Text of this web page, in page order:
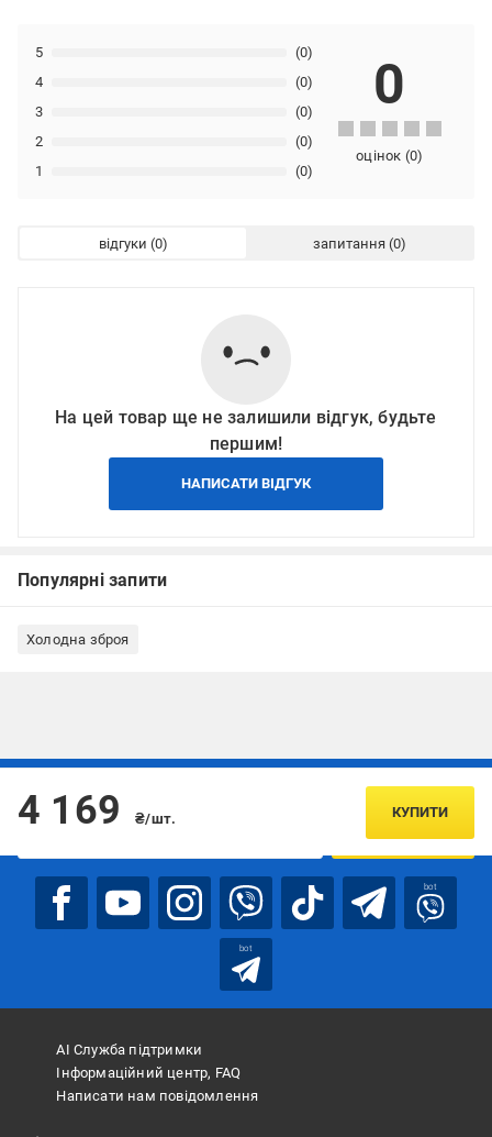
1 (0)
2 (0)
3 (0)
4 (0)
5 (0)
0
оцінок (0)
відгуки запитання
На цей товар ще не залишили відгук, будьте
першим!
НАПИСАТИ ВІДГУК
Популярні запити
Холодна зброя
4 169 ₴/шт. КУПИТИ
Підписуйтесь, щоб дізнаватись першим про акції та пропозиції
ПІДПИСАТИСЯ
bot
bot
АІ Служба підтримки
Інформаційний центр, FAQ
Написати нам повідомлення